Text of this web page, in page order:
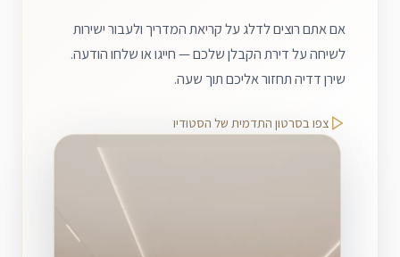
אם אתם רוצים לדלג על קריאת המדריך ולעבור ישירות
לשיחה על דירת הקבלן שלכם — חייגו או שלחו הודעה.
שירן דדיה תחזור אליכם תוך שעה.
צפו בסרטון התדמית של הסטודיו